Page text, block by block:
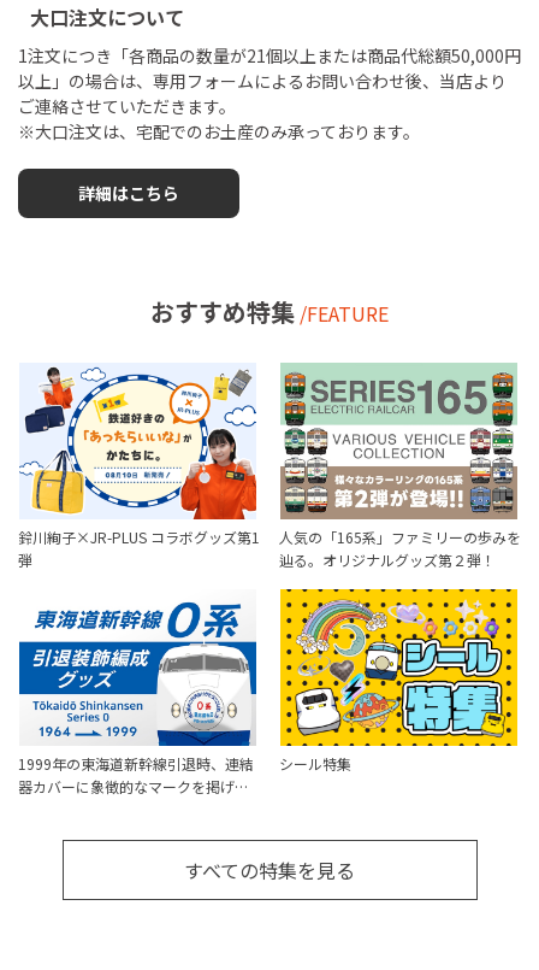
大口注文について
1注文につき「各商品の数量が21個以上または商品代総額50,000円
以上」の場合は、専用フォームによるお問い合わせ後、当店より
ご連絡させていただきます。
※大口注文は、宅配でのお土産のみ承っております。
詳細はこちら
おすすめ特集 /FEATURE
鈴川絢子×JR-PLUS コラボグッズ第1
弾
人気の「165系」ファミリーの歩みを
辿る。オリジナルグッズ第２弾！
1999年の東海道新幹線引退時、連結
器カバーに象徴的なマークを掲げ…
シール特集
すべての特集を見る